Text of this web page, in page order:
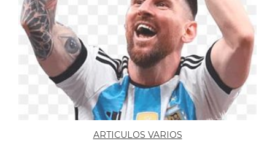
ARTICULOS VARIOS